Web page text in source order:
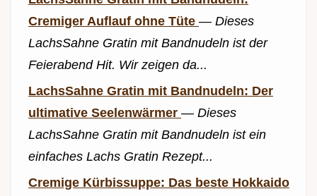
Cremiger Auflauf ohne Tüte — Dieses
LachsSahne Gratin mit Bandnudeln ist der
Feierabend Hit. Wir zeigen da...
LachsSahne Gratin mit Bandnudeln: Der
ultimative Seelenwärmer — Dieses
LachsSahne Gratin mit Bandnudeln ist ein
einfaches Lachs Gratin Rezept...
Cremige Kürbissuppe: Das beste Hokkaido